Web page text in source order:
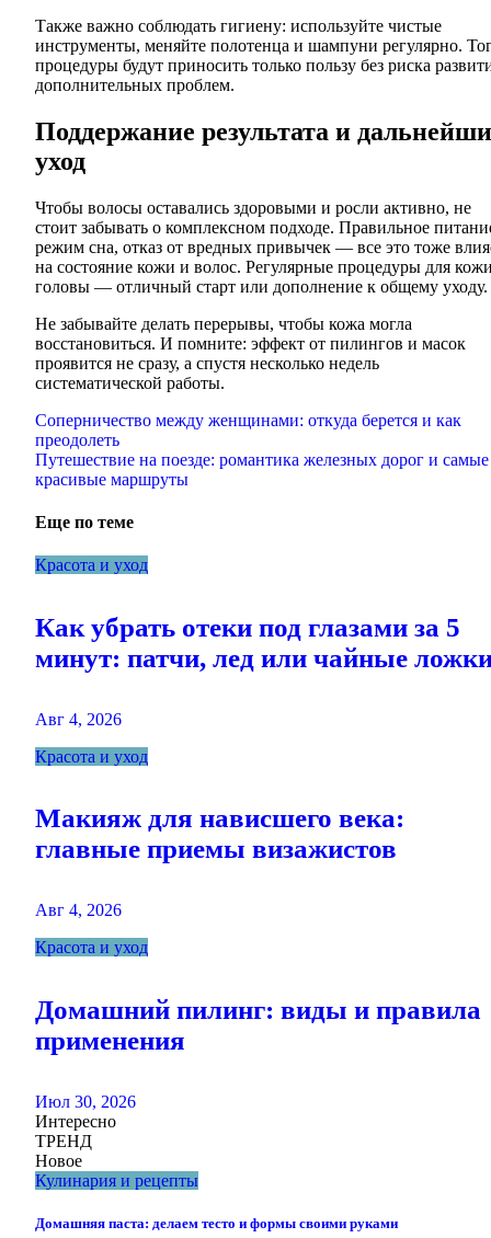
Также важно соблюдать гигиену: используйте чистые
инструменты, меняйте полотенца и шампуни регулярно.
процедуры будут приносить только пользу без риска
дополнительных проблем.
Поддержание результата и
уход
Чтобы волосы оставались здоровыми и росли активно, не
стоит забывать о комплексном подходе. Правильное
режим сна, отказ от вредных привычек — все это тоже
на состояние кожи и волос. Регулярные процедуры для
головы — отличный старт или дополнение к общему уходу.
Не забывайте делать перерывы, чтобы кожа могла
восстановиться. И помните: эффект от пилингов и масок
проявится не сразу, а спустя несколько недель
систематической работы.
Навигация
по
записям
Соперничество между женщинами: откуда берется и как
преодолеть
Путешествие на поезде: романтика железных дорог и самые
красивые маршруты
Еще по теме
Красота и уход
Как убрать отеки под глазами за 5
минут: патчи, лед или чайные
Авг 4, 2026
Красота и уход
Макияж для нависшего века:
главные приемы визажистов
Авг 4, 2026
Красота и уход
Домашний пилинг: виды и правила
применения
Июл 30, 2026
Интересно
ТРЕНД
Новое
Кулинария и рецепты
Домашняя паста: делаем тесто и формы своими руками